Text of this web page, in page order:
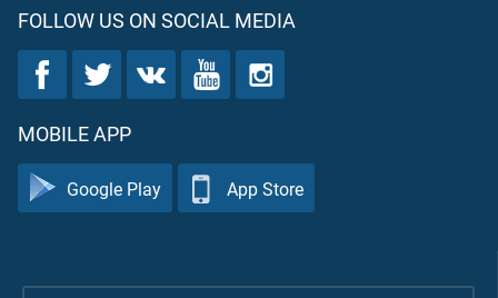
FOLLOW US ON SOCIAL MEDIA
MOBILE APP
Google Play App Store